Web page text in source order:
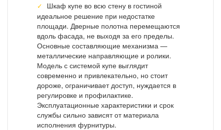
Шкаф купе во всю стену в гостиной
идеальное решение при недостатке
площади. Дверные полотна перемещаются
вдоль фасада, не выходя за его пределы.
Основные составляющие механизма —
металлические направляющие и ролики.
Модель с системой купе выглядит
современно и привлекательно, но стоит
дороже, ограничивает доступ, нуждается в
регулировке и профилактике.
Эксплуатационные характеристики и срок
службы сильно зависят от материала
исполнения фурнитуры.